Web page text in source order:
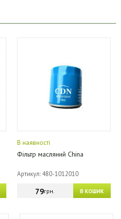
В наявності
Фільтр масляний China
Артикул: 480-1012010
В КОШИК
79грн.